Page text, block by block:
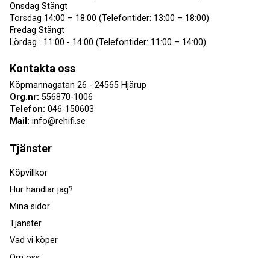
Onsdag Stängt
Torsdag 14:00 – 18:00 (Telefontider: 13:00 – 18:00)
Fredag Stängt
Lördag : 11:00 - 14:00 (Telefontider: 11:00 – 14:00)
Kontakta oss
Köpmannagatan 26 - 24565 Hjärup
Org.nr: 556870-1006
Telefon: 046-150603
Mail: info@rehifi.se
Tjänster
Köpvillkor
Hur handlar jag?
Mina sidor
Tjänster
Vad vi köper